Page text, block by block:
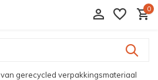
0
gerecycled verpakkingsmateriaal